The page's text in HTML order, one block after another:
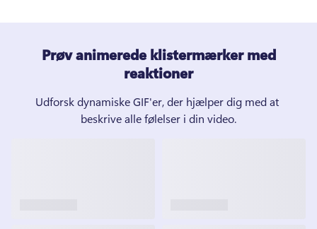
Prøv animerede klistermærker med
reaktioner
Udforsk dynamiske GIF'er, der hjælper dig med at
beskrive alle følelser i din video.